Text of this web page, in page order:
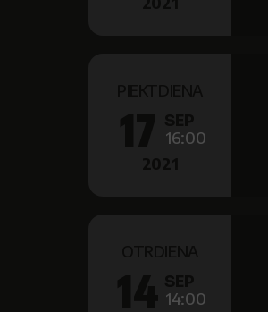
16:00
14:00